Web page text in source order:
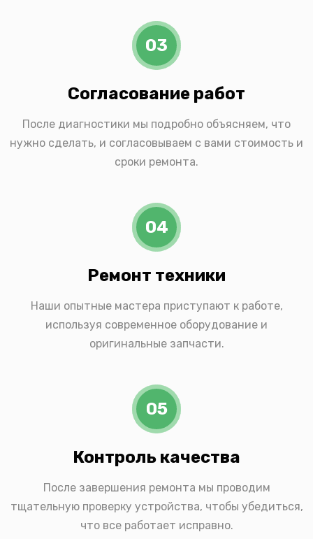
03
Согласование работ
После диагностики мы подробно объясняем, что
нужно сделать, и согласовываем с вами стоимость и
сроки ремонта.
04
Ремонт техники
Наши опытные мастера приступают к работе,
используя современное оборудование и
оригинальные запчасти.
05
Контроль качества
После завершения ремонта мы проводим
тщательную проверку устройства, чтобы убедиться,
что все работает исправно.